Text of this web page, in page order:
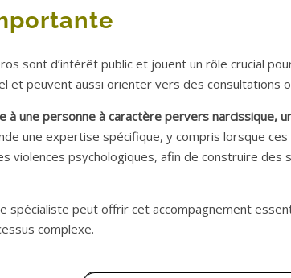
sont d’intérêt public et jouent un rôle crucial
et peuvent aussi orienter vers des consultations
à une personne à caractère pervers narcissique,
une expertise spécifique, y compris lorsque
violences psychologiques, afin de construire des
spécialiste peut offrir cet accompagnement
complexe.